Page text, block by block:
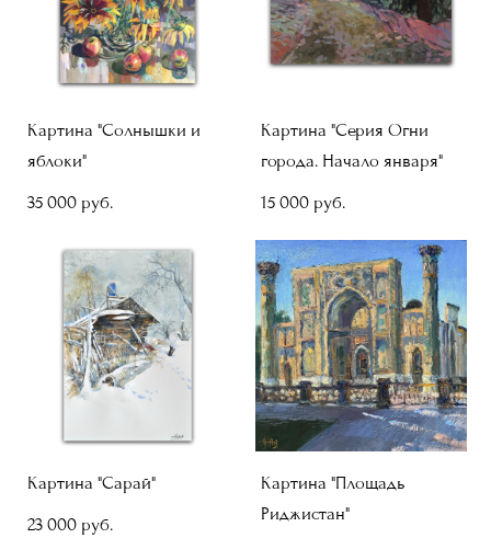
Картина "Солнышки и
яблоки"
35 000 pуб.
Картина "Серия Огни
города. Начало января"
15 000 pуб.
Картина "Сарай"
23 000 pуб.
Картина "Площадь
Риджистан"